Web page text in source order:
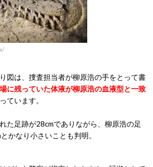
図は、捜査担当者が柳原浩の手をとって書
に残っていた体液が柳原浩の血液型と一致
ています。
た足跡が28cmでありながら、柳原浩の足
かなり小さいことも判明。